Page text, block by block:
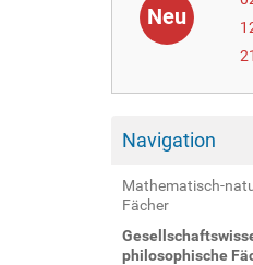
Neu
Navigation
Mathematisch-
Fächer
philosophische